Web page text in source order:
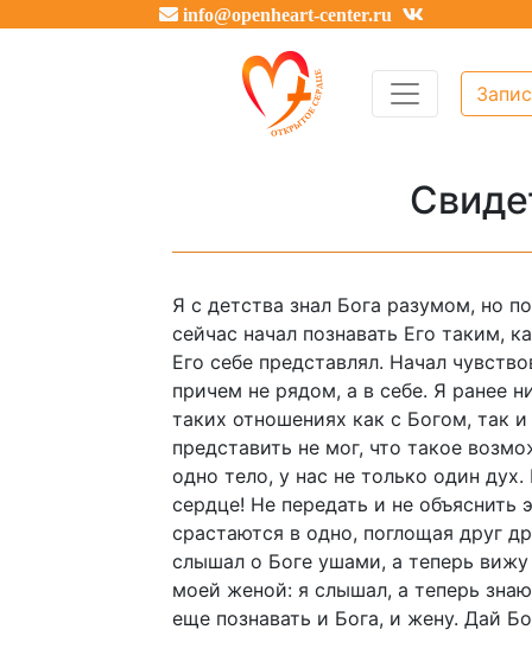
info@openheart-center.ru
Я с детства знал Бога разумом, но
сейчас начал познавать Его таким,
Его себе представлял. Начал
причем не рядом, а в себе. Я ранее
таких отношениях как с Богом, так
представить не мог, что такое
одно тело, у нас не только один
сердце! Не передать и не объяснить
срастаются в одно, поглощая друг
слышал о Боге ушами, а теперь вижу
моей женой: я слышал, а теперь
еще познавать и Бога, и жену. Дай